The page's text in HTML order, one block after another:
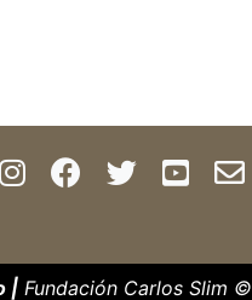
|Fundación Carlos Slim ©